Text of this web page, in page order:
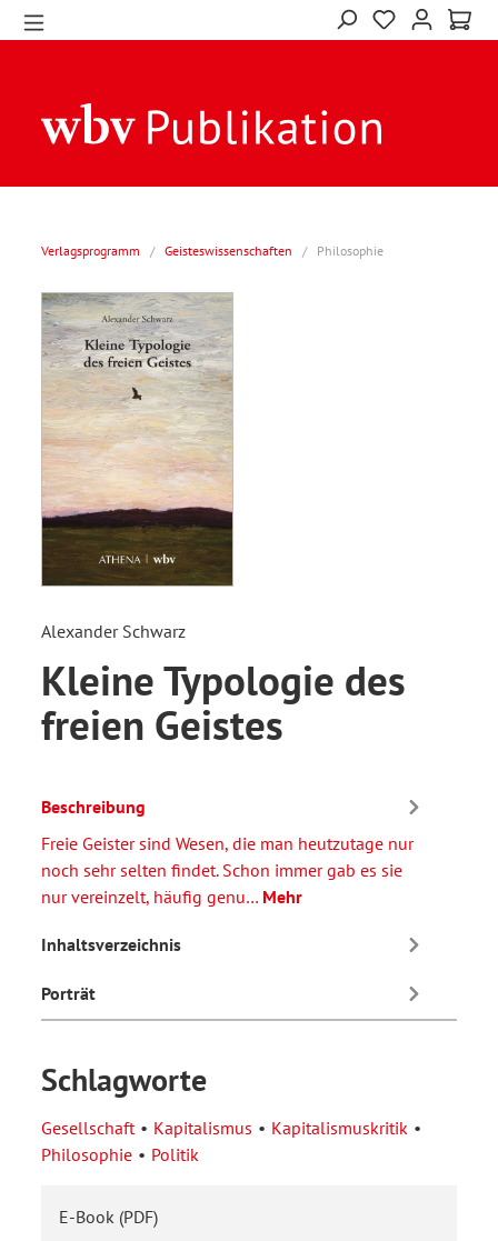
Verlagsprogramm / Geisteswissenschaften / Philosophie
Alexander Schwarz
Kleine Typologie des
freien Geistes
Beschreibung
Freie Geister sind Wesen, die man heutzutage nur
noch sehr selten findet. Schon immer gab es sie
nur vereinzelt, häufig genu… Mehr
Inhaltsverzeichnis
Porträt
Schlagworte
Gesellschaft Kapitalismus
Kapitalismuskritik
Philosophie
Politik
E-Book (PDF)